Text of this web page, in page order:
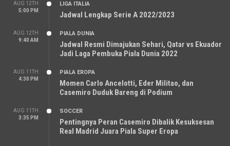
AUG 12TH
5:00 PM
LIGA ITALIA
Jadwal Lengkap Serie A 2022/2023
AUG 12TH
9:40 AM
PIALA DUNIA
Jadwal Resmi Dimajukan Sehari, Qatar vs Ekuador
Jadi Laga Pembuka Piala Dunia 2022
AUG 11TH
4:30 PM
PIALA EROPA
Momen Carlo Ancelotti, Eder Militao, dan
Casemiro Duduk Bareng di Podium
AUG 11TH
3:35 PM
SOCCER
Pentingnya Peran Casemiro Dibalik Kesuksesan
Real Madrid Juara Piala Super Eropa